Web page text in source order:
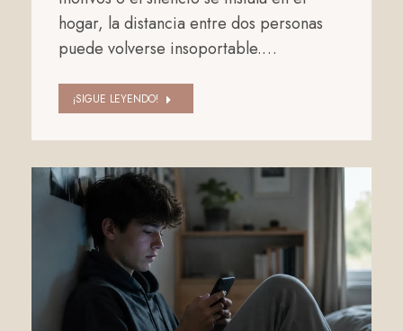
hogar, la distancia entre dos personas
puede volverse insoportable.…
¡SIGUE LEYENDO!